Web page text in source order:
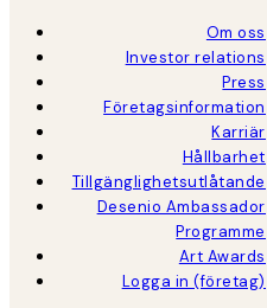
Om oss
Investor relations
Press
Företagsinformation
Karriär
Hållbarhet
Tillgänglighetsutlåtande
Desenio Ambassador
Programme
Art Awards
Logga in (företag)